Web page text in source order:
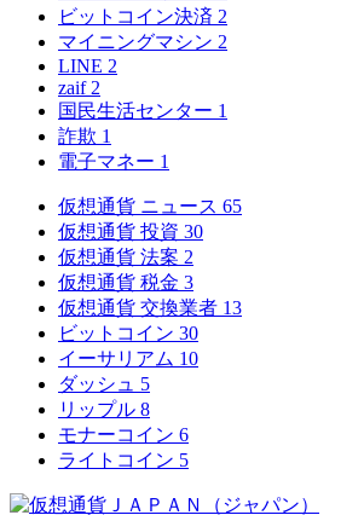
ビットコイン決済 2
マイニングマシン 2
LINE 2
zaif 2
国民生活センター 1
詐欺 1
電子マネー 1
仮想通貨 ニュース 65
仮想通貨 投資 30
仮想通貨 法案 2
仮想通貨 税金 3
仮想通貨 交換業者 13
ビットコイン 30
イーサリアム 10
ダッシュ 5
リップル 8
モナーコイン 6
ライトコイン 5